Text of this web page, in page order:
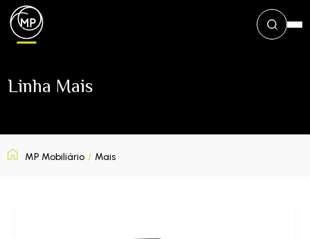
Linha Mais
MP Mobiliário / Mais